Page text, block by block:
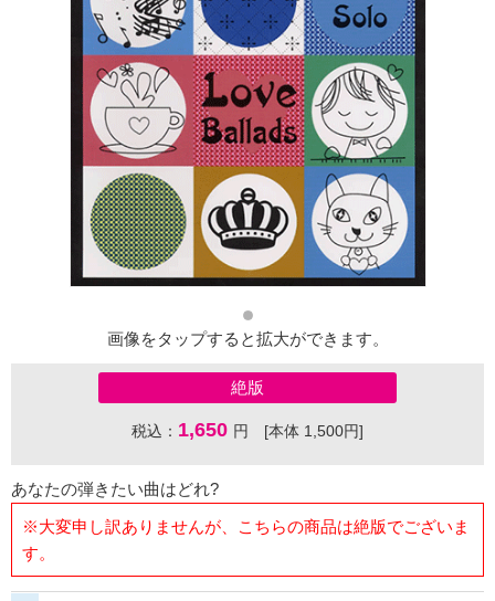
画像をタップすると拡大ができます。
絶版
税込： 1,650 円 [本体 1,500円]
あなたの弾きたい曲はどれ?
※大変申し訳ありませんが、こちらの商品は絶版でございま
す。